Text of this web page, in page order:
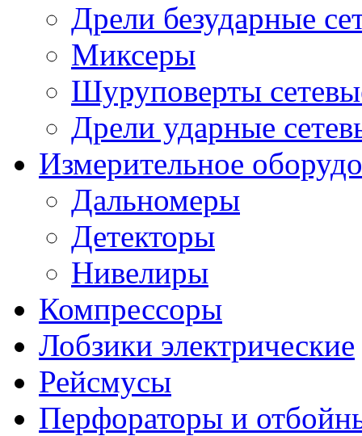
Дрели безударные
Миксеры
Шуруповерты
Дрели ударные
Измерительное
Дальномеры
Детекторы
Нивелиры
Компрессоры
Лобзики электрические
Рейсмусы
Перфораторы и